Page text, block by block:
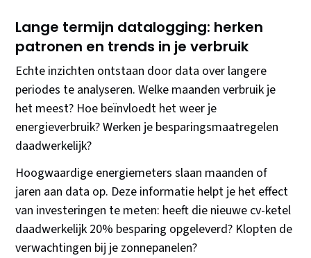
Lange termijn datalogging: herken
patronen en trends in je verbruik
Echte inzichten ontstaan door data over langere
periodes te analyseren. Welke maanden verbruik je
het meest? Hoe beïnvloedt het weer je
energieverbruik? Werken je besparingsmaatregelen
daadwerkelijk?
Hoogwaardige energiemeters slaan maanden of
jaren aan data op. Deze informatie helpt je het effect
van investeringen te meten: heeft die nieuwe cv-ketel
daadwerkelijk 20% besparing opgeleverd? Klopten de
verwachtingen bij je zonnepanelen?